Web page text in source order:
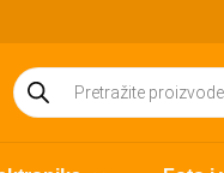
Products
search